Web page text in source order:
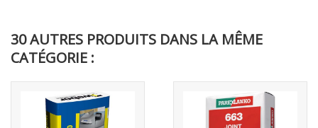
30 AUTRES PRODUITS DANS LA MÊME
CATÉGORIE :